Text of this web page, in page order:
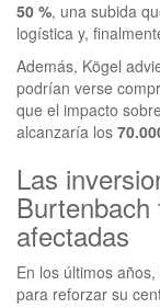
50 %, una subida
logística y,
Además, Kögel
podrían verse
que el impacto
alcanzaría los
Las
afectadas
En los últimos
para reforzar su